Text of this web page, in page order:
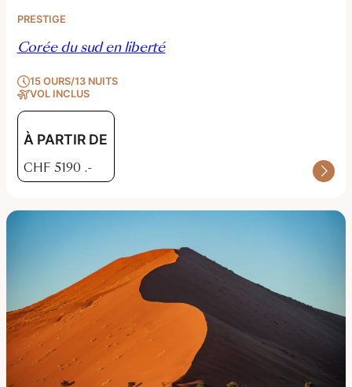
PRESTIGE
Corée du sud en liberté
15 OURS/13 NUITS
VOL INCLUS
À PARTIR DE
CHF 5190 .-